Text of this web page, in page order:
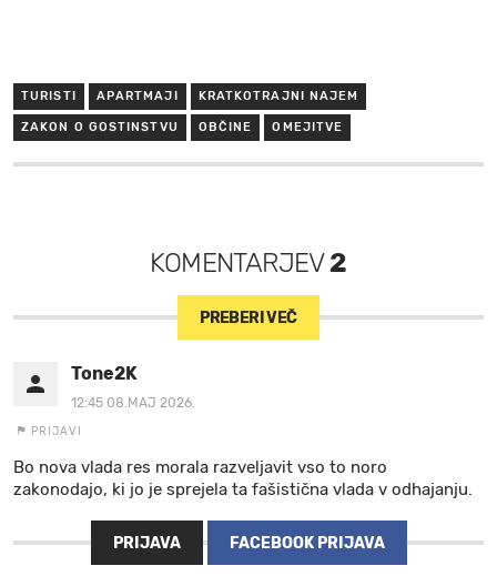
TURISTI APARTMAJI KRATKOTRAJNI NAJEM
ZAKON O GOSTINSTVU OBČINE OMEJITVE
KOMENTARJEV2
PREBERI VEČ
Tone2K
12:45 08.MAJ 2026.
PRIJAVI
Bo nova vlada res morala razveljavit vso to noro
zakonodajo, ki jo je sprejela ta fašistična vlada v odhajanju.
PRIJAVA FACEBOOK PRIJAVA